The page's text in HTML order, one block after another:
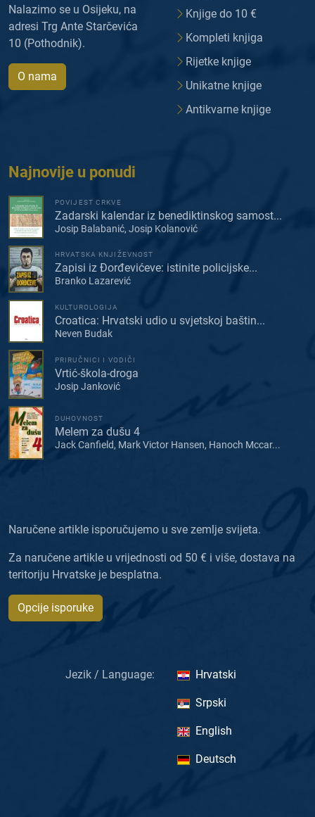
Nalazimo se u Osijeku, na
adresi Trg Ante Starčevića
10 (Pothodnik).
O nama
Knjige do 10 €
Kompleti knjiga
Rijetke knjige
Unikatne knjige
Antikvarne knjige
Najnovije u ponudi
POVIJEST CRKVE
Zadarski kalendar iz benediktinskog samost...
Josip Balabanić, Josip Kolanović
HRVATSKA KNJIŽEVNOST
Zapisi iz Đorđevićeve: istinite policijske...
Branko Lazarević
KULTUROLOGIJA
Croatica: Hrvatski udio u svjetskoj baštin...
Neven Budak
PRIRUČNICI I VODIČI
Vrtić-škola-droga
Josip Janković
DUHOVNOST
Melem za dušu 4
Jack Canfield, Mark Victor Hansen, Hanoch Mccar...
Naručene artikle isporučujemo u sve zemlje svijeta.
Za naručene artikle u vrijednosti od 50 € i više, dostava na
teritoriju Hrvatske je besplatna.
Opcije isporuke
Jezik / Language: Hrvatski
Srpski
English
Deutsch